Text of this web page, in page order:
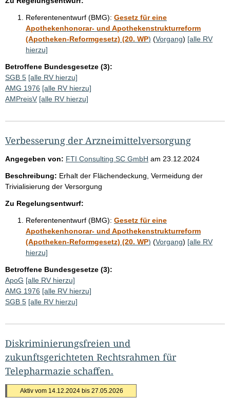
Referentenentwurf (BMG): Gesetz für eine
Apothekenhonorar- und Apothekenstrukturreform
(Apotheken-Reformgesetz) (20. WP) (Vorgang) [alle RV
hierzu]
Betroffene Bundesgesetze (3):
SGB 5 [alle RV hierzu]
AMG 1976 [alle RV hierzu]
AMPreisV [alle RV hierzu]
Verbesserung der Arzneimittelversorgung
Angegeben von: FTI Consulting SC GmbH am 23.12.2024
Beschreibung: Erhalt der Flächendeckung, Vermeidung der
Trivialisierung der Versorgung
Zu Regelungsentwurf:
Referentenentwurf (BMG): Gesetz für eine
Apothekenhonorar- und Apothekenstrukturreform
(Apotheken-Reformgesetz) (20. WP) (Vorgang) [alle RV
hierzu]
Betroffene Bundesgesetze (3):
ApoG [alle RV hierzu]
AMG 1976 [alle RV hierzu]
SGB 5 [alle RV hierzu]
Diskriminierungsfreien und
zukunftsgerichteten Rechtsrahmen für
Telepharmazie schaffen.
Aktiv vom 14.12.2024 bis 27.05.2026